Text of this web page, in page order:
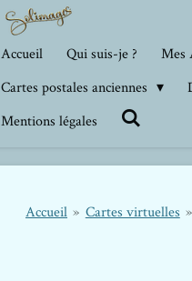
Accueil Qui suis-je ? Mes
Cartes postales anciennes
Mentions légales
Accueil » Cartes virtuelles »